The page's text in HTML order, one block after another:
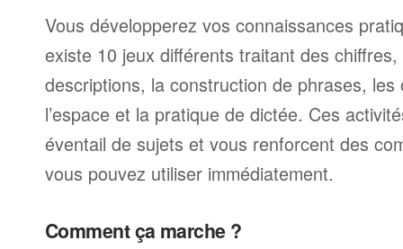
Vous développerez vos connaissances
existe 10 jeux différents traitant des
descriptions, la construction de phrases, les
l’espace et la pratique de dictée. Ces
éventail de sujets et vous renforcent des
vous pouvez utiliser immédiatement.
Comment ça marche ?